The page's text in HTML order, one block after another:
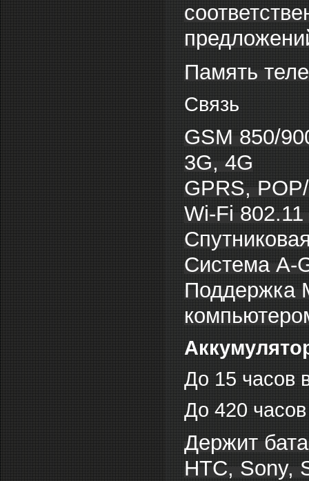
Память
Связь
GSM 850/
3G, 4G
GPRS,
Wi-Fi
Система A-
Поддержка
До 15 часов
До 420
Держит
HTC, Sony,